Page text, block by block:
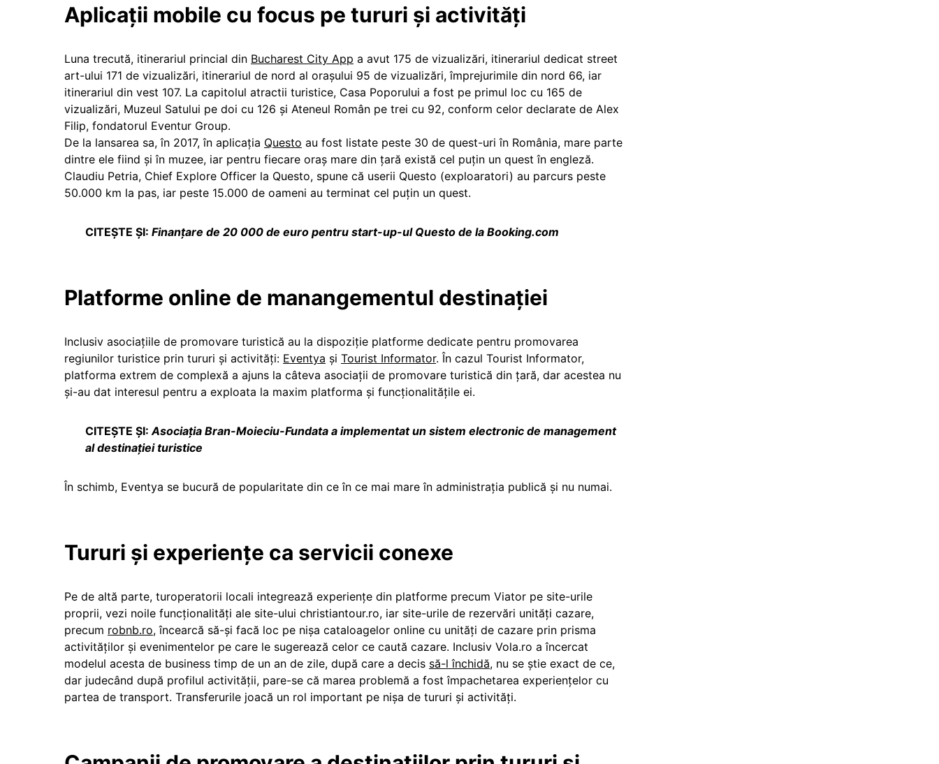
Aplicații mobile cu focus pe tururi și activități
Luna trecută, itinerariul princial din Bucharest City App a avut 175 de vizualizări, itinerariul dedicat street
art-ului 171 de vizualizări, itinerariul de nord al orașului 95 de vizualizări, împrejurimile din nord 66, iar
itinerariul din vest 107. La capitolul atractii turistice, Casa Poporului a fost pe primul loc cu 165 de
vizualizări, Muzeul Satului pe doi cu 126 și Ateneul Român pe trei cu 92, conform celor declarate de Alex
Filip, fondatorul Eventur Group.
De la lansarea sa, în 2017, în aplicația Questo au fost listate peste 30 de quest-uri în România, mare parte
dintre ele fiind și în muzee, iar pentru fiecare oraș mare din țară există cel puțin un quest în engleză.
Claudiu Petria, Chief Explore Officer la Questo, spune că userii Questo (exploaratori) au parcurs peste
50.000 km la pas, iar peste 15.000 de oameni au terminat cel puțin un quest.
CITEȘTE ȘI: Finanţare de 20 000 de euro pentru start-up-ul Questo de la Booking.com
Platforme online de manangementul destinației
Inclusiv asociațiile de promovare turistică au la dispoziție platforme dedicate pentru promovarea
regiunilor turistice prin tururi și activități: Eventya și Tourist Informator. În cazul Tourist Informator,
platforma extrem de complexă a ajuns la câteva asociații de promovare turistică din țară, dar acestea nu
și-au dat interesul pentru a exploata la maxim platforma și funcționalitățile ei.
CITEȘTE ȘI:Asociația Bran-Moieciu-Fundata a implementat un sistem electronic de management
al destinației turistice
În schimb, Eventya se bucură de popularitate din ce în ce mai mare în administrația publică și nu numai.
Tururi și experiențe ca servicii conexe
Pe de altă parte, turoperatorii locali integrează experiențe din platforme precum Viator pe site-urile
proprii, vezi noile funcționalități ale site-ului christiantour.ro, iar site-urile de rezervări unități cazare,
precum robnb.ro, încearcă să-și facă loc pe nișa cataloagelor online cu unități de cazare prin prisma
activităților și evenimentelor pe care le sugerează celor ce caută cazare. Inclusiv Vola.ro a încercat
modelul acesta de business timp de un an de zile, după care a decis să-l închidă, nu se știe exact de ce,
dar judecând după profilul activității, pare-se că marea problemă a fost împachetarea experiențelor cu
partea de transport. Transferurile joacă un rol important pe nișa de tururi și activități.